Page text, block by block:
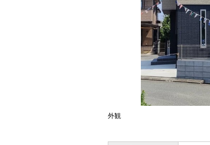
外観